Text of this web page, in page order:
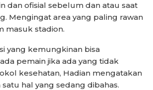
dan ofisial sebelum dan atau saat
Mengingat area yang paling rawan
masuk stadion.
yang kemungkinan bisa
pemain jika ada yang tidak
kesehatan, Hadian mengatakan
hal yang sedang dibahas.